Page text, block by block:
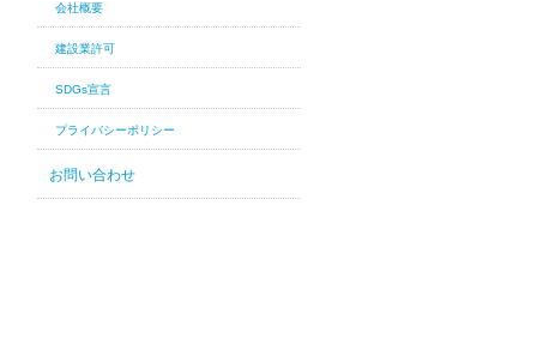
会社概要
建設業許可
SDGs宣言
プライバシーポリシー
お問い合わせ